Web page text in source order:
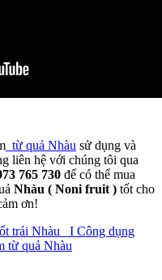
từ quả Nhàu sử dụng và
liên hệ với chúng tôi qua
765 730 để có thể mua
Nhàu ( Noni fruit ) tốt cho
ơn!
trái Nhàu I Công dụng
từ quả Nhàu